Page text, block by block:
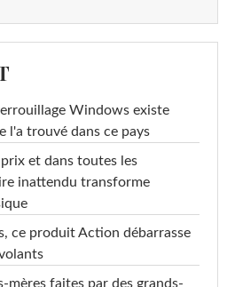
Windows existe
l'a trouvé dans ce pays
et dans toutes les
inattendu transforme
ce produit Action débarrasse
mères faites par des grands-